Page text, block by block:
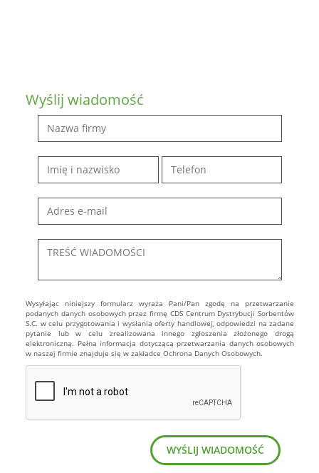
Wyślij wiadomość
Wysyłając niniejszy formularz wyraża Pani/Pan zgodę na przetwarzanie
podanych danych osobowych przez firmę CDS Centrum Dystrybucji Sorbentów
S.C. w celu przygotowania i wysłania oferty handlowej, odpowiedzi na zadane
pytanie lub w celu zrealizowana innego zgłoszenia złożonego drogą
elektroniczną. Pełna informacja dotyczącą przetwarzania danych osobowych
w naszej firmie znajduje się w zakładce Ochrona Danych Osobowych.